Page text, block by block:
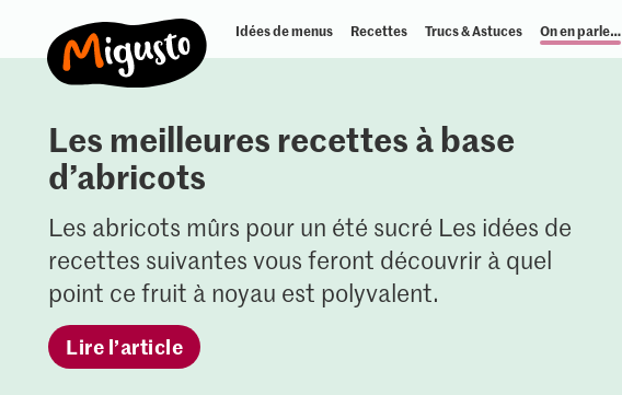
Idées de menus Recettes Trucs & Astuces On en parle…
Les meilleures recettes à base
d’abricots
Les abricots mûrs pour un été sucré Les idées de
recettes suivantes vous feront découvrir à quel
point ce fruit à noyau est polyvalent.
Lire l’article